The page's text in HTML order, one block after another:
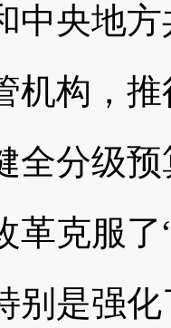
中央地
机构，
全分级
克服了“
别是强